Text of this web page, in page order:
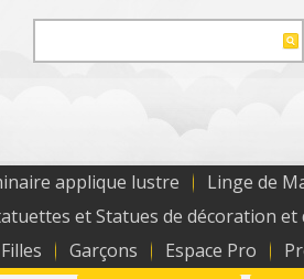
applique lustre Linge de
et Statues de décoration et
Filles Garçons Espace Pro